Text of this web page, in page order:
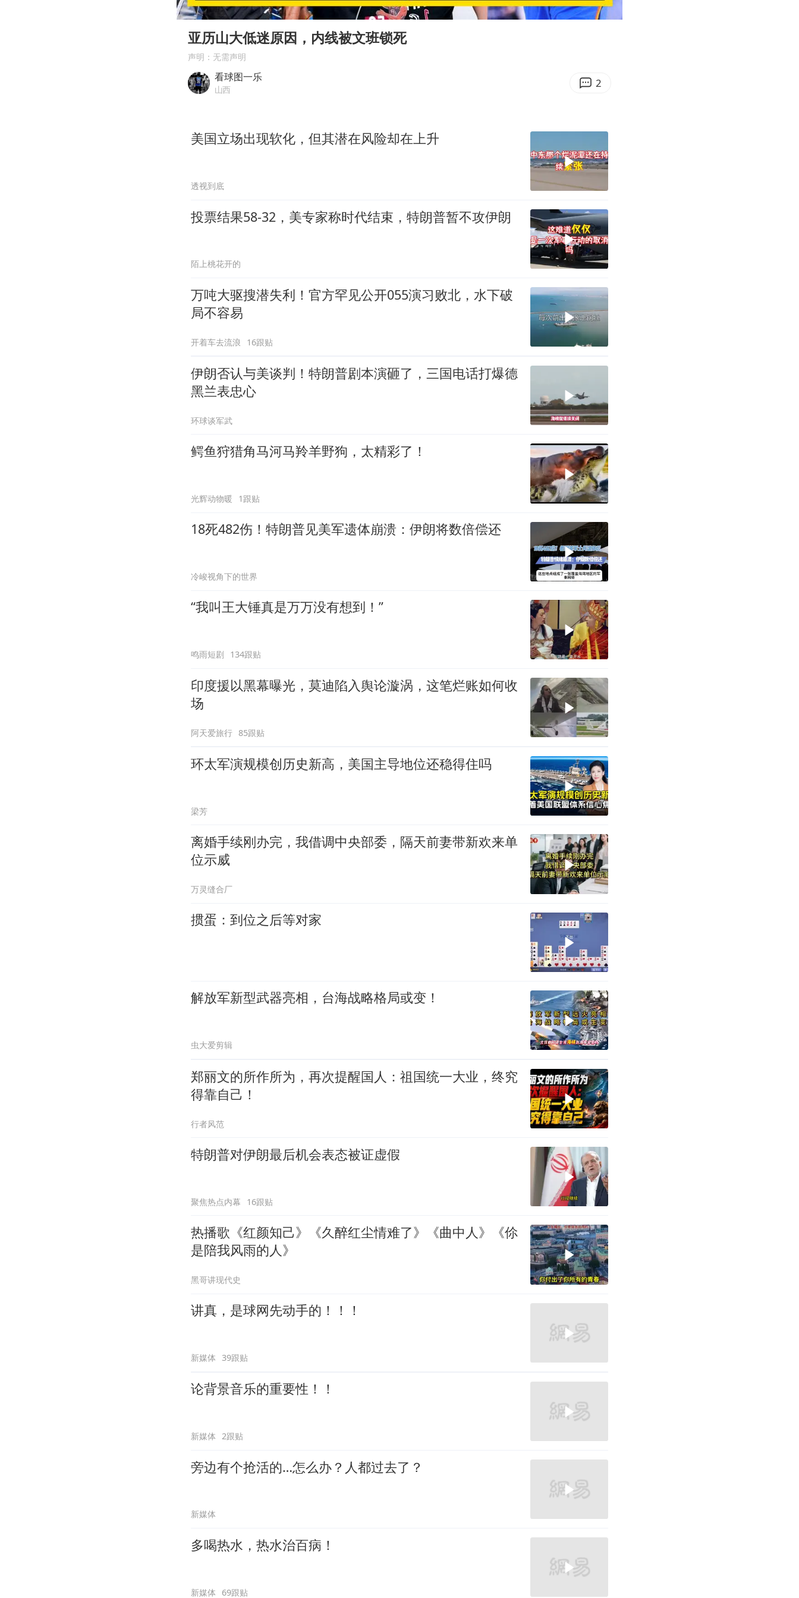
欧阳娜娜窦靖童好搭
“今天得有40℃了吧 为啥还不预警”
夯实基础开新局
Play
00:00 00:40
亚历山大低迷原因，内线被文班锁死
声明：无需声明
看球图一乐
山西 2
美国立场出现软化，但其潜在风险却在上升
透视到底
投票结果58-32，美专家称时代结束，特朗普暂不攻伊朗
陌上桃花开的
万吨大驱搜潜失利！官方罕见公开055演习败北，水下破
局不容易
开着车去流浪 16跟贴
伊朗否认与美谈判！特朗普剧本演砸了，三国电话打爆德
黑兰表忠心
环球谈军武
鳄鱼狩猎角马河马羚羊野狗，太精彩了！
光辉动物暖 1跟贴
18死482伤！特朗普见美军遗体崩溃：伊朗将数倍偿还
冷峻视角下的世界
“我叫王大锤真是万万没有想到！”
鸣雨短剧 134跟贴
印度援以黑幕曝光，莫迪陷入舆论漩涡，这笔烂账如何收
场
阿天爱旅行 85跟贴
环太军演规模创历史新高，美国主导地位还稳得住吗
梁芳
离婚手续刚办完，我借调中央部委，隔天前妻带新欢来单
位示威
万灵缝合厂
掼蛋：到位之后等对家
解放军新型武器亮相，台海战略格局或变！
虫大爱剪辑
郑丽文的所作所为，再次提醒国人：祖国统一大业，终究
得靠自己！
行者风范
特朗普对伊朗最后机会表态被证虚假
聚焦热点内幕 16跟贴
热播歌《红颜知己》《久醉红尘情难了》《曲中人》《伱
是陪我风雨的人》
黑哥讲现代史
讲真，是球网先动手的！！！
新媒体 39跟贴
论背景音乐的重要性！！
新媒体 2跟贴
旁边有个抢活的…怎么办？人都过去了？
新媒体
多喝热水，热水治百病！
新媒体 69跟贴